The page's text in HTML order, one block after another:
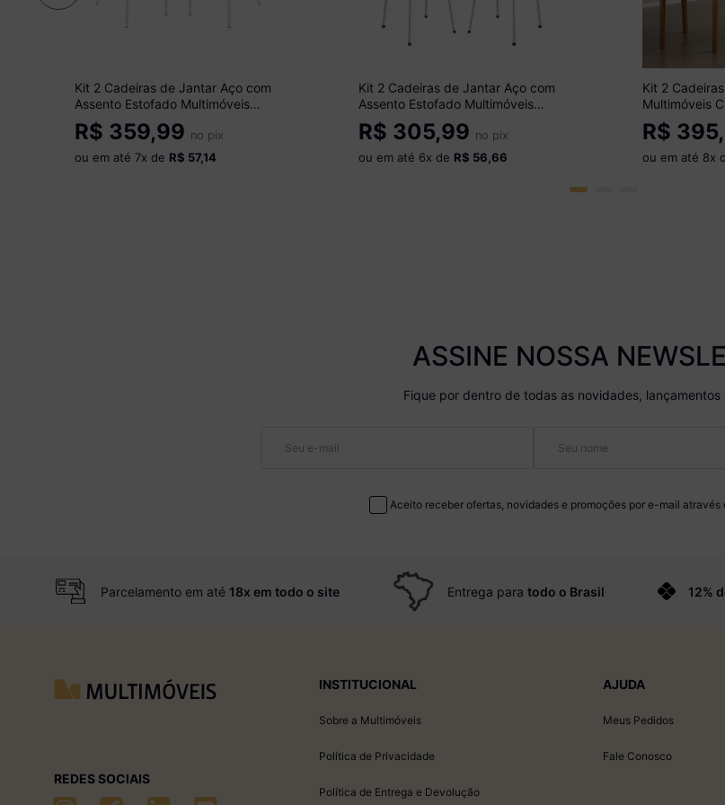
Kit 2 Cadeiras de Jantar Aço com
Assento Estofado Multimóveis
CR50268 Branco/Preto
R$ 359,99 no pix
ou em até 7x de R$ 57,14
Kit 2 Cadeiras de Jantar Aço com
Assento Estofado Multimóveis
CR50270 Branco/Preto
R$ 305,99 no pix
ou em até 6x de R$ 56,66
Kit 2
Multimóveis
Cinamomo/
R$
ou em até 8x
ASSINE NOSSA
Fique por dentro de todas as novidades, lançamentos
Aceito receber ofertas, novidades e promoções por e-mail através
Parcelamento em até 18x em todo o site Entrega paratodo o Brasil 12%
REDES SOCIAIS
INSTITUCIONAL
Sobre a Multimóveis
Política de Privacidade
Política de Entrega e Devolução
AJUDA
Meus Pedidos
Fale Conosco